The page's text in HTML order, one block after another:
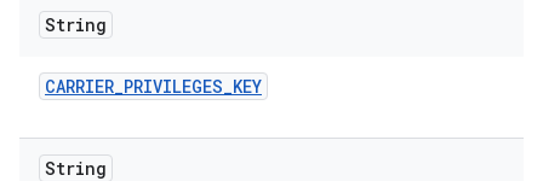
String
CARRIER_PRIVILEGES_KEY
String